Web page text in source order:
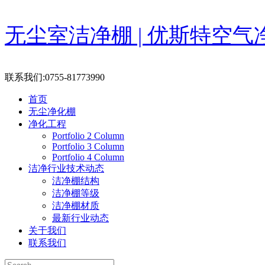
Skip
to
content
无尘室洁净棚 | 优斯特空气
联系我们:0755-81773990
首页
无尘净化棚
净化工程
Portfolio 2 Column
Portfolio 3 Column
Portfolio 4 Column
洁净行业技术动态
洁净棚结构
洁净棚等级
洁净棚材质
最新行业动态
关于我们
联系我们